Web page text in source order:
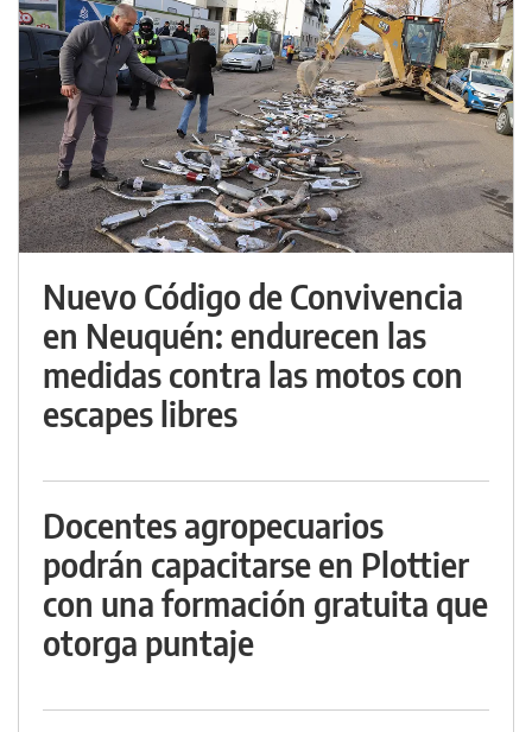
Nuevo Código de Convivencia
en Neuquén: endurecen las
medidas contra las motos con
escapes libres
Docentes agropecuarios
podrán capacitarse en Plottier
con una formación gratuita que
otorga puntaje